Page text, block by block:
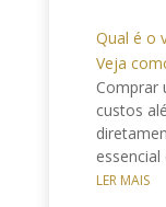
Qual é o
Veja
Comprar
custos
essencial
LER MAIS